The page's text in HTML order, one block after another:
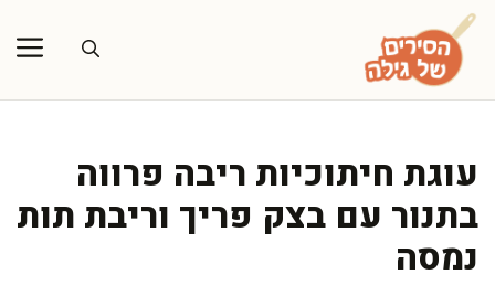
לדלג
לתוכן
עוגת חיתוכיות ריבה פרווה
בתנור עם בצק פריך וריבת תות
נמסה